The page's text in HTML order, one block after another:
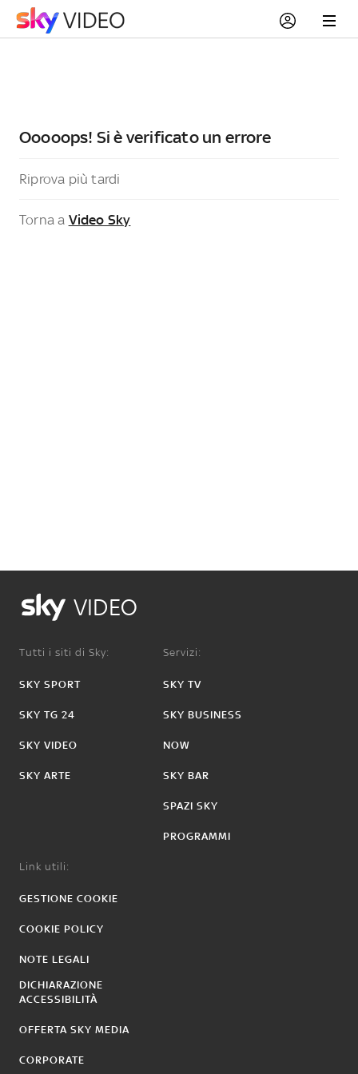
Ooooops! Si è verificato un errore
Riprova più tardi
Torna a Video Sky
VIDEO
Tutti i siti di Sky:
SKY SPORT
SKY TG 24
SKY VIDEO
SKY ARTE
Servizi:
SKY TV
SKY BUSINESS
NOW
SKY BAR
SPAZI SKY
PROGRAMMI
Link utili:
GESTIONE COOKIE
COOKIE POLICY
NOTE LEGALI
DICHIARAZIONE
ACCESSIBILITÀ
OFFERTA SKY MEDIA
CORPORATE